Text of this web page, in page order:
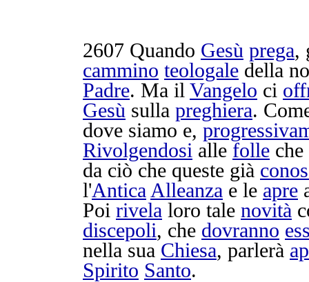
2607 Quando Gesù prega,
cammino teologale della
Padre. Ma il Vangelo ci
Gesù sulla preghiera.
dove siamo e,
Rivolgendosi alle folle
da ciò che queste già
l'Antica Alleanza e le apre
Poi rivela loro tale novità
discepoli, che dovranno
nella sua Chiesa, parlerà
Spirito Santo.